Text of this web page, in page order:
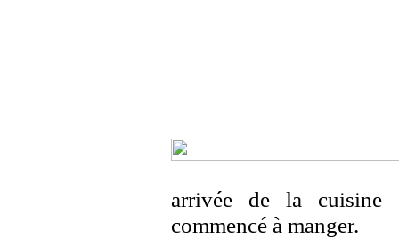
arrivée de la cuisine
commencé à manger.